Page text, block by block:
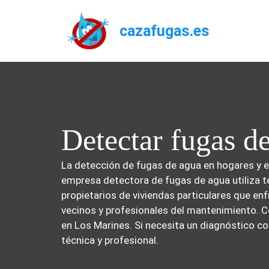
cazafugas.es
Detectar fugas
La detección de fugas de agua en hogares y
empresa detectora de fugas de agua utiliza
propietarios de viviendas particulares que
vecinos y profesionales del mantenimiento.
en Los Marines. Si necesita un diagnóstico
técnica y profesional.